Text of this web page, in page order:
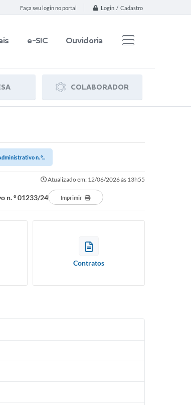
Faça seu login no portal Login / Cadastro
e-SIC Ouvidoria
COLABORADOR
n. º...
Atualizado em: 12/06/2026 às 13h55
n. º 01233/24 Imprimir
Contratos